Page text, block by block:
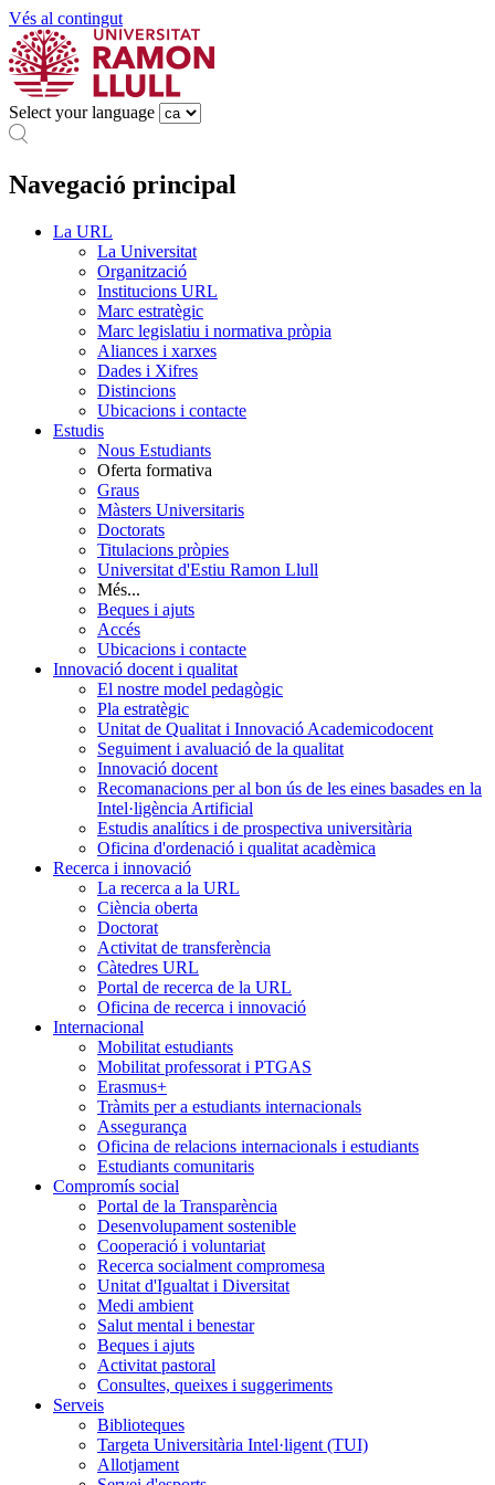
Vés al contingut
Select your language
Navegació principal
La URL
La Universitat
Organització
Institucions URL
Marc estratègic
Marc legislatiu i normativa pròpia
Aliances i xarxes
Dades i Xifres
Distincions
Ubicacions i contacte
Estudis
Nous Estudiants
Oferta formativa
Graus
Màsters Universitaris
Doctorats
Titulacions pròpies
Universitat d'Estiu Ramon Llull
Més...
Beques i ajuts
Accés
Ubicacions i contacte
Innovació docent i qualitat
El nostre model pedagògic
Pla estratègic
Unitat de Qualitat i Innovació Academicodocent
Seguiment i avaluació de la qualitat
Innovació docent
Recomanacions per al bon ús de les eines basades en la
Intel·ligència Artificial
Estudis analítics i de prospectiva universitària
Oficina d'ordenació i qualitat acadèmica
Recerca i innovació
La recerca a la URL
Ciència oberta
Doctorat
Activitat de transferència
Càtedres URL
Portal de recerca de la URL
Oficina de recerca i innovació
Internacional
Mobilitat estudiants
Mobilitat professorat i PTGAS
Erasmus+
Tràmits per a estudiants internacionals
Assegurança
Oficina de relacions internacionals i estudiants
Estudiants comunitaris
Compromís social
Portal de la Transparència
Desenvolupament sostenible
Cooperació i voluntariat
Recerca socialment compromesa
Unitat d'Igualtat i Diversitat
Medi ambient
Salut mental i benestar
Beques i ajuts
Activitat pastoral
Consultes, queixes i suggeriments
Serveis
Biblioteques
Targeta Universitària Intel·ligent (TUI)
Allotjament